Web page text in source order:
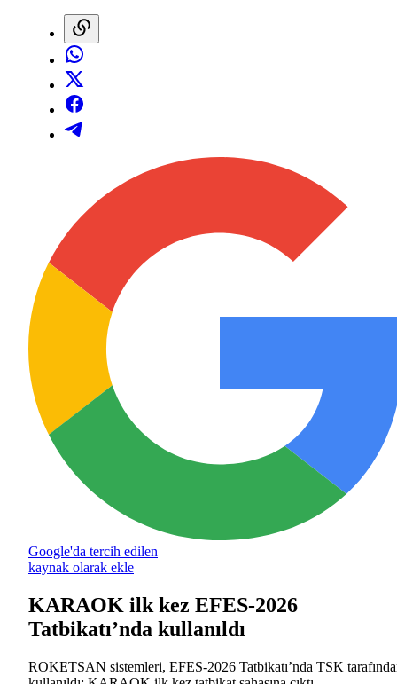
Google'da tercih edilen
kaynak olarak ekle
KARAOK ilk kez EFES-2026
Tatbikatı’nda kullanıldı
ROKETSAN sistemleri, EFES-2026 Tatbikatı’nda TSK